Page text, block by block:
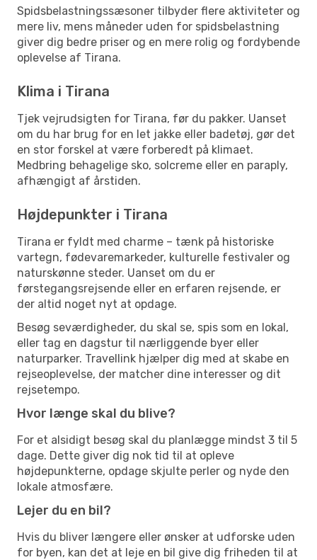
Spidsbelastningssæsoner tilbyder flere aktiviteter og
mere liv, mens måneder uden for spidsbelastning
giver dig bedre priser og en mere rolig og fordybende
oplevelse af Tirana.
Klima i Tirana
Tjek vejrudsigten for Tirana, før du pakker. Uanset
om du har brug for en let jakke eller badetøj, gør det
en stor forskel at være forberedt på klimaet.
Medbring behagelige sko, solcreme eller en paraply,
afhængigt af årstiden.
Højdepunkter i Tirana
Tirana er fyldt med charme – tænk på historiske
vartegn, fødevaremarkeder, kulturelle festivaler og
naturskønne steder. Uanset om du er
førstegangsrejsende eller en erfaren rejsende, er
der altid noget nyt at opdage.
Besøg seværdigheder, du skal se, spis som en lokal,
eller tag en dagstur til nærliggende byer eller
naturparker. Travellink hjælper dig med at skabe en
rejseoplevelse, der matcher dine interesser og dit
rejsetempo.
Hvor længe skal du blive?
For et alsidigt besøg skal du planlægge mindst 3 til 5
dage. Dette giver dig nok tid til at opleve
højdepunkterne, opdage skjulte perler og nyde den
lokale atmosfære.
Lejer du en bil?
Hvis du bliver længere eller ønsker at udforske uden
for byen, kan det at leje en bil give dig friheden til at